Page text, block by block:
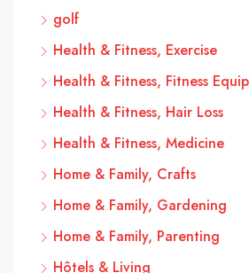
golf
Health & Fitness, Exercise
Health & Fitness, Fitness
Health & Fitness, Hair Loss
Health & Fitness, Medicine
Home & Family, Crafts
Home & Family, Gardening
Home & Family, Parenting
Hôtels & Living